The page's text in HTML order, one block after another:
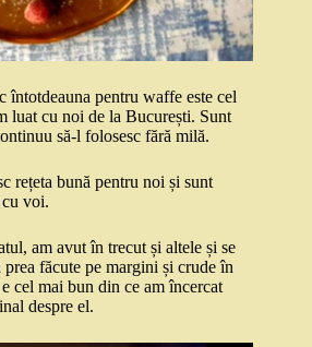
întotdeauna pentru waffe este cel
luat cu noi de la București. Sunt
să-l folosesc fără milă.
rețeta bună pentru noi și sunt
cu voi.
am avut în trecut și altele și se
făcute pe margini și crude în
e cel mai bun din ce am încercat
despre el.